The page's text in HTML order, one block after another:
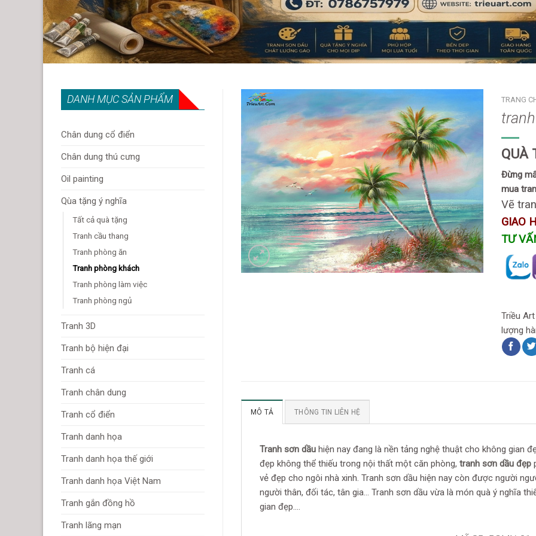
DANH MỤC SẢN PHẨM
Chân dung cổ điển
Chân dung thú cưng
Oil painting
Qùa tặng ý nghĩa
Tất cả quà tặng
Tranh cầu thang
Tranh phòng ăn
Tranh phòng khách
Tranh phòng làm việc
Tranh phòng ngủ
Tranh 3D
Tranh bộ hiện đại
Tranh cá
Tranh chân dung
Tranh cổ điển
Tranh danh họa
Tranh danh họa thế giới
Tranh danh họa Việt Nam
Tranh gắn đồng hồ
Tranh lãng mạn
TRANG
QUÀ
Đừng
mua
Vẽ
GIAO
TƯ
Triều
lượng
MÔ TẢ THÔNG TIN LIÊN HỆ
Tranh sơn dầu hiện nay đang là nền tảng nghệ thuật cho không gian
đẹp không thể thiếu trong nội thất một căn phòng, tranh sơn dầu đẹp
vẻ đẹp cho ngôi nhà xinh. Tranh sơn dầu hiện nay còn được người
người thân, đối tác, tân gia… Tranh sơn dầu vừa là món quà ý nghĩa
gian đẹp….